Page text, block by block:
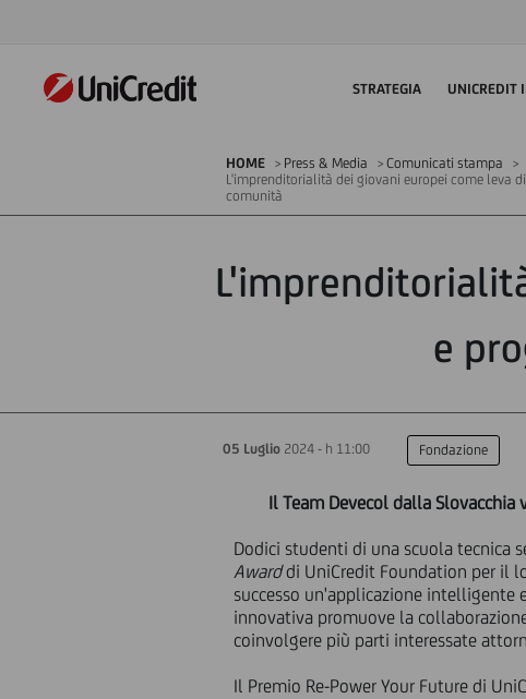
STRATEGIA UNICREDIT
HOME Press & Media
Comunicati stampa
L'imprenditorialità dei giovani europei come leva
comunità
e
05 Luglio 2024 - h 11:00 Fondazione
Il Team Devecol dalla
Dodici studenti di una scuola tecnica
Awarddi UniCredit Foundation per il
successo un'applicazione
innovativa promuove la
coinvolgere più parti interessate
Il Premio Re-Power Your Future di